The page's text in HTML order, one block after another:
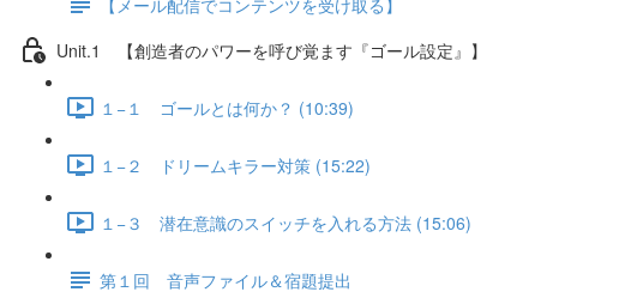
Unit.1 【創造者のパワーを呼び覚ます『ゴール設定』】
１−１ ゴールとは何か？ (10:39)
１−２ ドリームキラー対策 (15:22)
１−３ 潜在意識のスイッチを入れる方法 (15:06)
第１回 音声ファイル＆宿題提出